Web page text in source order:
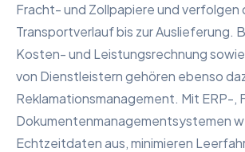
Fracht- und Zollpapiere und verfolgen
Transportverlauf bis zur Auslieferung.
Kosten- und Leistungsrechnung
von Dienstleistern gehören ebenso
Reklamationsmanagement. Mit ERP-,
Dokumentenmanagementsystemen
Echtzeitdaten aus, minimieren